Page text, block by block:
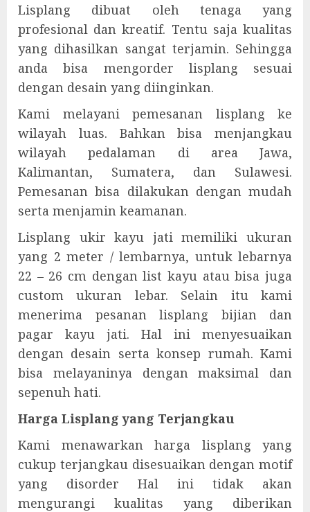
Lisplang dibuat oleh tenaga yang
profesional dan kreatif. Tentu saja kualitas
yang dihasilkan sangat terjamin. Sehingga
anda bisa mengorder lisplang sesuai
dengan desain yang diinginkan.
Kami melayani pemesanan lisplang ke
wilayah luas. Bahkan bisa menjangkau
wilayah pedalaman di area Jawa,
Kalimantan, Sumatera, dan Sulawesi.
Pemesanan bisa dilakukan dengan mudah
serta menjamin keamanan.
Lisplang ukir kayu jati memiliki ukuran
yang 2 meter / lembarnya, untuk lebarnya
22 – 26 cm dengan list kayu atau bisa juga
custom ukuran lebar. Selain itu kami
menerima pesanan lisplang bijian dan
pagar kayu jati. Hal ini menyesuaikan
dengan desain serta konsep rumah. Kami
bisa melayaninya dengan maksimal dan
sepenuh hati.
Harga Lisplang yang Terjangkau
Kami menawarkan harga lisplang yang
cukup terjangkau disesuaikan dengan motif
yang disorder Hal ini tidak akan
mengurangi kualitas yang diberikan